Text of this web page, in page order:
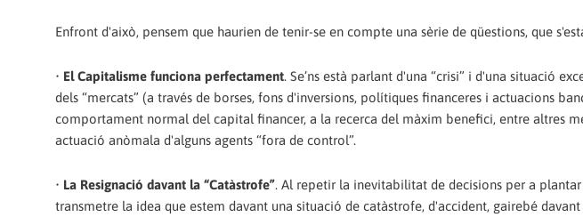
Enfront d'això, pensem que haurien de tenir-se en compte una sèrie de qüestions, que
• El Capitalisme funciona perfectament. Se’ns està parlant d'una “crisi” i d'una situació
dels “mercats” (a través de borses, fons d'inversions, polítiques financeres i actuacions
comportament normal del capital financer, a la recerca del màxim benefici, entre altres
actuació anòmala d'alguns agents “fora de control”.
• La Resignació davant la “Catàstrofe”. Al repetir la inevitabilitat de decisions per a plantar
transmetre la idea que estem davant una situació de catàstrofe, d'accident, gairebé